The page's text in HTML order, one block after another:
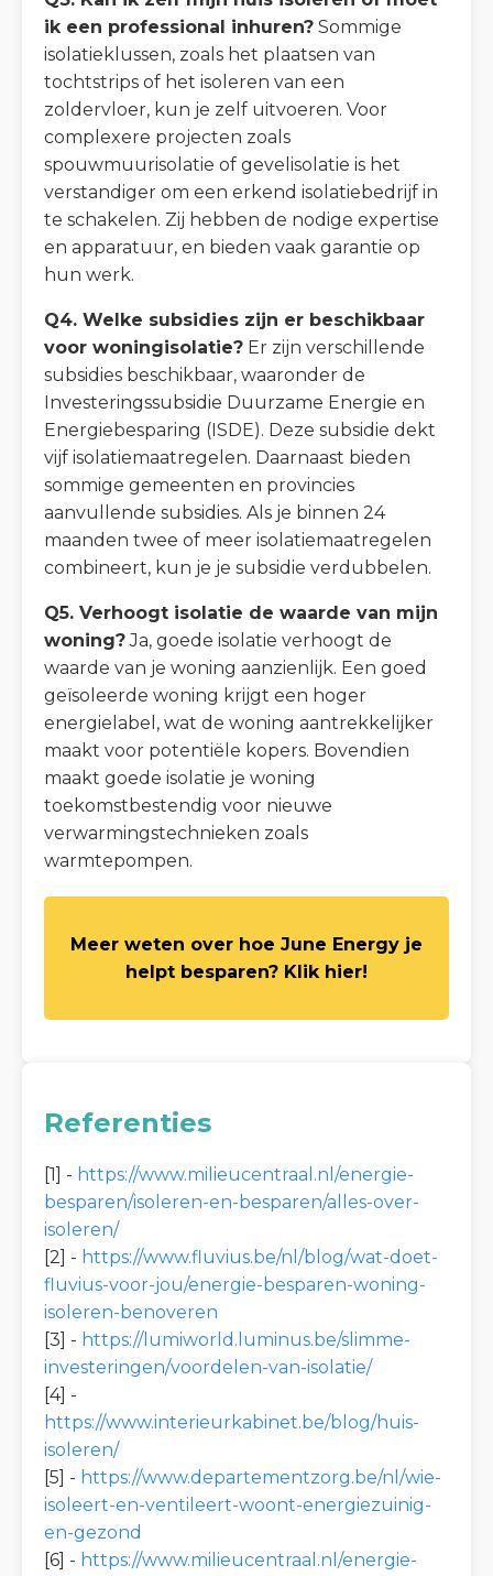
ik een professional inhuren? Sommige
isolatieklussen, zoals het plaatsen van
tochtstrips of het isoleren van een
zoldervloer, kun je zelf uitvoeren. Voor
complexere projecten zoals
spouwmuurisolatie of gevelisolatie is het
verstandiger om een erkend isolatiebedrijf in
te schakelen. Zij hebben de nodige expertise
en apparatuur, en bieden vaak garantie op
hun werk.
Q4. Welke subsidies zijn er beschikbaar
voor woningisolatie? Er zijn verschillende
subsidies beschikbaar, waaronder de
Investeringssubsidie Duurzame Energie en
Energiebesparing (ISDE). Deze subsidie dekt
vijf isolatiemaatregelen. Daarnaast bieden
sommige gemeenten en provincies
aanvullende subsidies. Als je binnen 24
maanden twee of meer isolatiemaatregelen
combineert, kun je je subsidie verdubbelen.
Q5. Verhoogt isolatie de waarde van mijn
woning?Ja, goede isolatie verhoogt de
waarde van je woning aanzienlijk. Een goed
geïsoleerde woning krijgt een hoger
energielabel, wat de woning aantrekkelijker
maakt voor potentiële kopers. Bovendien
maakt goede isolatie je woning
toekomstbestendig voor nieuwe
verwarmingstechnieken zoals
warmtepompen.
Meer weten over hoe June Energy je
helpt besparen? Klik hier!
Referenties
[1] - https://www.milieucentraal.nl/energie-
besparen/isoleren-en-besparen/alles-over-
isoleren/
[2] - https://www.fluvius.be/nl/blog/wat-doet-
fluvius-voor-jou/energie-besparen-woning-
isoleren-benoveren
[3] - https://lumiworld.luminus.be/slimme-
investeringen/voordelen-van-isolatie/
[4] -
https://www.interieurkabinet.be/blog/huis-
isoleren/
[5] - https://www.departementzorg.be/nl/wie-
isoleert-en-ventileert-woont-energiezuinig-
en-gezond
[6] - https://www.milieucentraal.nl/energie-